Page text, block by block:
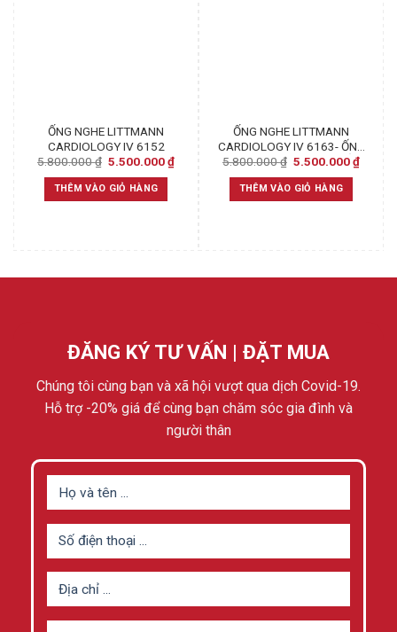
ỐNG NGHE LITTMANN
CARDIOLOGY IV 6152
5.800.000₫ Original
was:
5.800.000 ₫.
5.500.000₫Current
THÊM VÀO GIỎ HÀNG
ỐNG NGHE LITTMANN
CARDIOLOGY IV 6163- ỐNG
NGHE ĐA KHOA CAO CẤP
5.800.000₫ Original
was:
5.800.000 ₫.
5.500.000₫
THÊM VÀO GIỎ HÀNG
ĐĂNG KÝ TƯ VẤN | ĐẶT MUA
Chúng tôi cùng bạn và xã hội vượt qua dịch Covid-19.
Hỗ trợ -20% giá để cùng bạn chăm sóc gia đình và
người thân